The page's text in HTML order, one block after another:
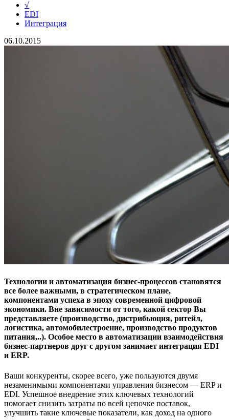
√
EDI
Интеграция
06.10.2015
Технологии и автоматизация бизнес-процессов становятся
все более важными, в стратегическом плане,
компонентами успеха в эпоху современной цифровой
экономики. Вне зависимости от того, какой сектор Вы
представляете (производство, дистрибьюция, ритейл,
логистика, автомобилестроение, производство продуктов
питания,..). Особое место в автоматизации взаимодействия
бизнес-партнеров друг с другом занимает интеграция EDI
и ERP.
Ваши конкуренты, скорее всего, уже пользуются двумя
незаменимыми компонентами управления бизнесом — ERP и
EDI. Успешное внедрение этих ключевых технологий
помогает снизить затраты по всей цепочке поставок,
улучшить такие ключевые показатели, как доход на одного